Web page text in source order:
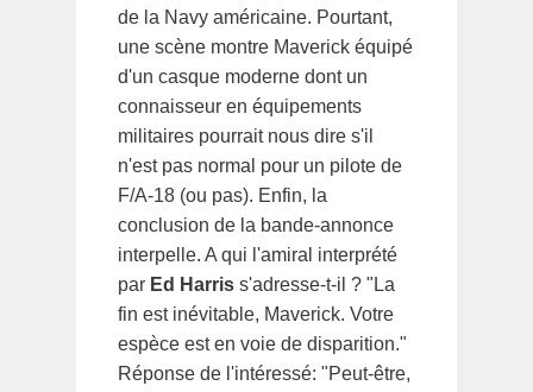
de la Navy américaine. Pourtant,
une scène montre Maverick équipé
d'un casque moderne dont un
connaisseur en équipements
militaires pourrait nous dire s'il
n'est pas normal pour un pilote de
F/A-18 (ou pas). Enfin, la
conclusion de la bande-annonce
interpelle. A qui l'amiral interprété
par Ed Harris s'adresse-t-il ? "La
fin est inévitable, Maverick. Votre
espèce est en voie de disparition."
Réponse de l'intéressé: "Peut-être,